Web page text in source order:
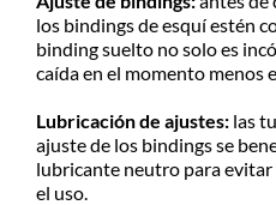
los bindings de esquí estén
binding suelto no solo es
caída en el momento menos
Lubricación de ajustes: las
ajuste de los bindings se
lubricante neutro para evitar
el uso.